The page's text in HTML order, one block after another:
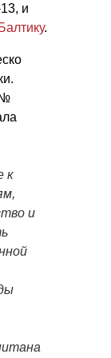
и
Балтику.
№
к
и